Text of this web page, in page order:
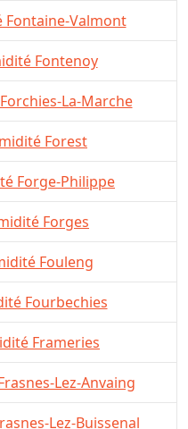
Valmont
Fontenoy
La-Marche
Forest
Forge-Philippe
Forges
Fouleng
Fourbechies
Frameries
Lez-Anvaing
Lez-Buissenal